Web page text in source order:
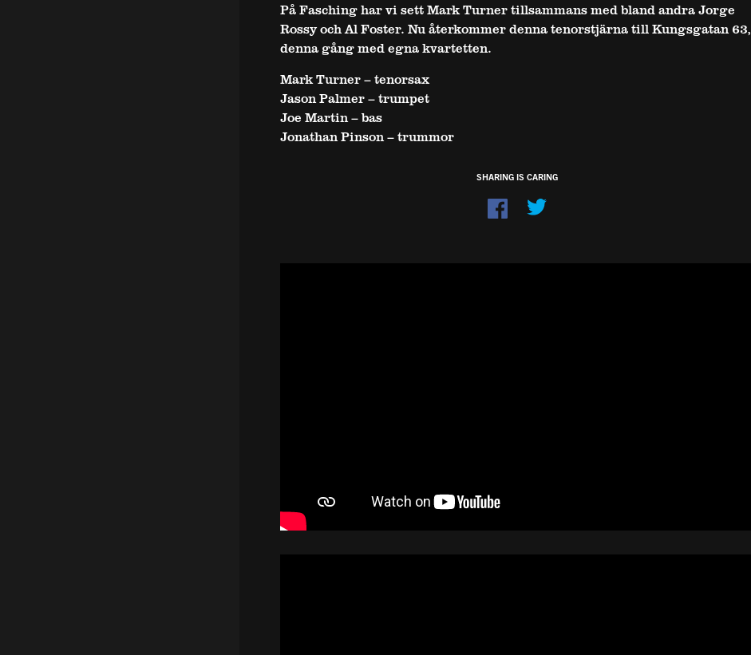
På Fasching har vi sett Mark Turner tillsammans med bland andra Jorge
Rossy och Al Foster. Nu återkommer denna tenorstjärna till Kungsgatan 63,
denna gång med egna kvartetten.
Mark Turner – tenorsax
Jason Palmer – trumpet
Joe Martin – bas
Jonathan Pinson – trummor
SHARING IS CARING
Dela